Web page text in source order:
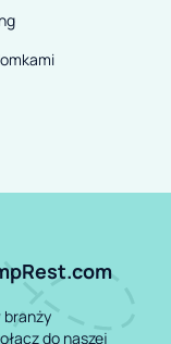
branży
do naszej